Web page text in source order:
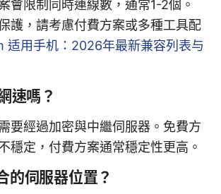
會限制同時連線數，通常1-2個。
護，請考慮付費方案或多種工具配
适用手机：2026年最新兼容列表与
速嗎？
要經過加密與中繼伺服器。免費方
穩定，付費方案通常穩定性更高。
的伺服器位置？